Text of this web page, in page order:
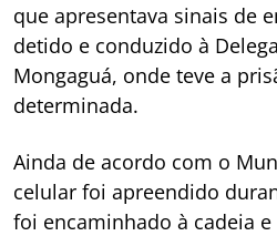
que apresentava sinais de
detido e conduzido à
Mongaguá, onde teve a
determinada.
Ainda de acordo com o
celular foi apreendido
foi encaminhado à cadeia